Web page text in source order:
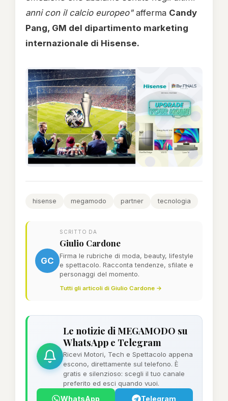
anni con il calcio europeo"afferma Candy
Pang, GM del dipartimento marketing
internazionale di Hisense.
hisense megamodo partner tecnologia
GC
SCRITTO DA
Giulio Cardone
Firma le rubriche di moda, beauty, lifestyle
e spettacolo. Racconta tendenze, sfilate e
personaggi del momento.
Tutti gli articoli di Giulio Cardone →
Le notizie di MEGAMODO su
WhatsApp e Telegram
Ricevi Motori, Tech e Spettacolo appena
escono, direttamente sul telefono. È
gratis e silenzioso: scegli il tuo canale
preferito ed esci quando vuoi.
WhatsApp Telegram